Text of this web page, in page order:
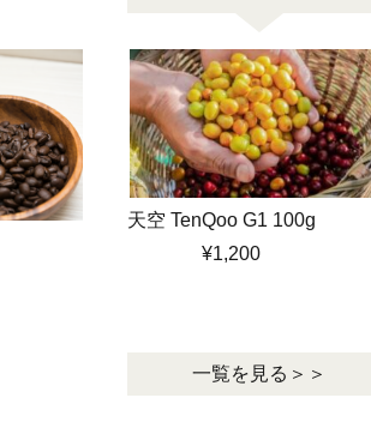
天空 TenQoo G1 100g
¥1,200
一覧を見る＞＞